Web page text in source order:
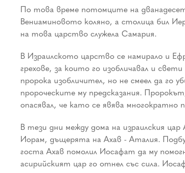
По това време потомците на
Вениаминовото коляно, а столица бил
на това царство служела Самария.
В Израилското царство се намирало и
грехове, за които го изобличавал и
пророка изобличител, но не смеел да го
пророческите му предсказания.
опасявал, че като се явява многократно
В тези дни между дома на израилския
Иорам, дъщерята на Ахав - Аталия.
госта Ахав помолил Иосафат да му
асирийският цар го отнел със сила.